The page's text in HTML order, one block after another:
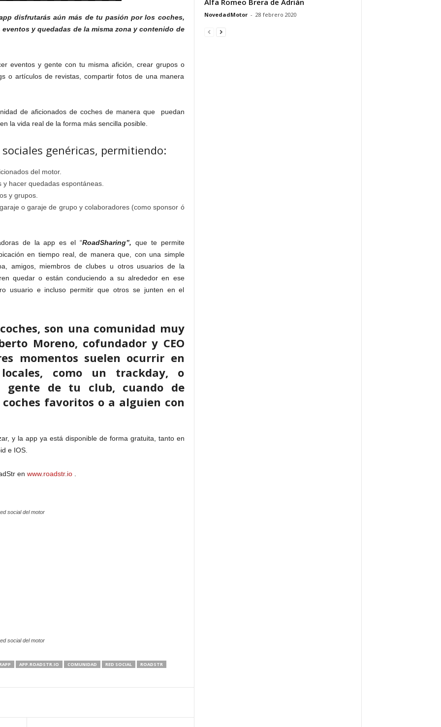
disfrutarás aún más de tu pasión por los coches,
y quedadas de la misma zona y contenido de
eventos y gente con tu misma afición, crear grupos o
o artículos de revistas, compartir fotos de una manera
de aficionados de coches de manera que puedan
la vida real de la forma más sencilla posible.
genéricas, permitiendo:
del motor.
hacer quedadas espontáneas.
y grupos.
o garaje de grupo y colaboradores (como sponsor ó
de la app es el “RoadSharing”, que te permite
en tiempo real, de manera que, con una simple
amigos, miembros de clubes u otros usuarios de la
quedar o están conduciendo a su alrededor en ese
usuario e incluso permitir que otros se junten en el
son una comunidad muy
Moreno, cofundador y CEO
momentos suelen ocurrir en
como un trackday, o
gente de tu club, cuando de
favoritos o a alguien con
y la app ya está disponible de forma gratuita, tanto en
e IOS.
en www.roadstr.io.
social del motor
social del motor
APP.ROADSTR.IO COMUNIDAD RED SOCIAL
ROADSTR
NovedadMotor - 28 febrero 2020